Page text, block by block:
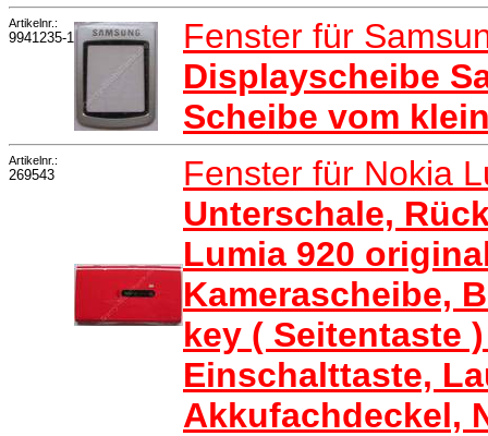
Artikelnr.:
9941235-1
Fenster für
Displayscheibe
Scheibe vom
Artikelnr.:
269543
Fenster für Nokia
Unterschale,
Lumia 920
Kamerascheibe,
key ( Seitentaste
Einschalttaste,
Akkufachdeckel,